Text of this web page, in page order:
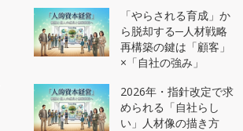
「やらされる育成」か
ら脱却する─人材戦略
再構築の鍵は「顧客」
×「自社の強み」
2026年・指針改定で求
められる「自社らし
い」人材像の描き方